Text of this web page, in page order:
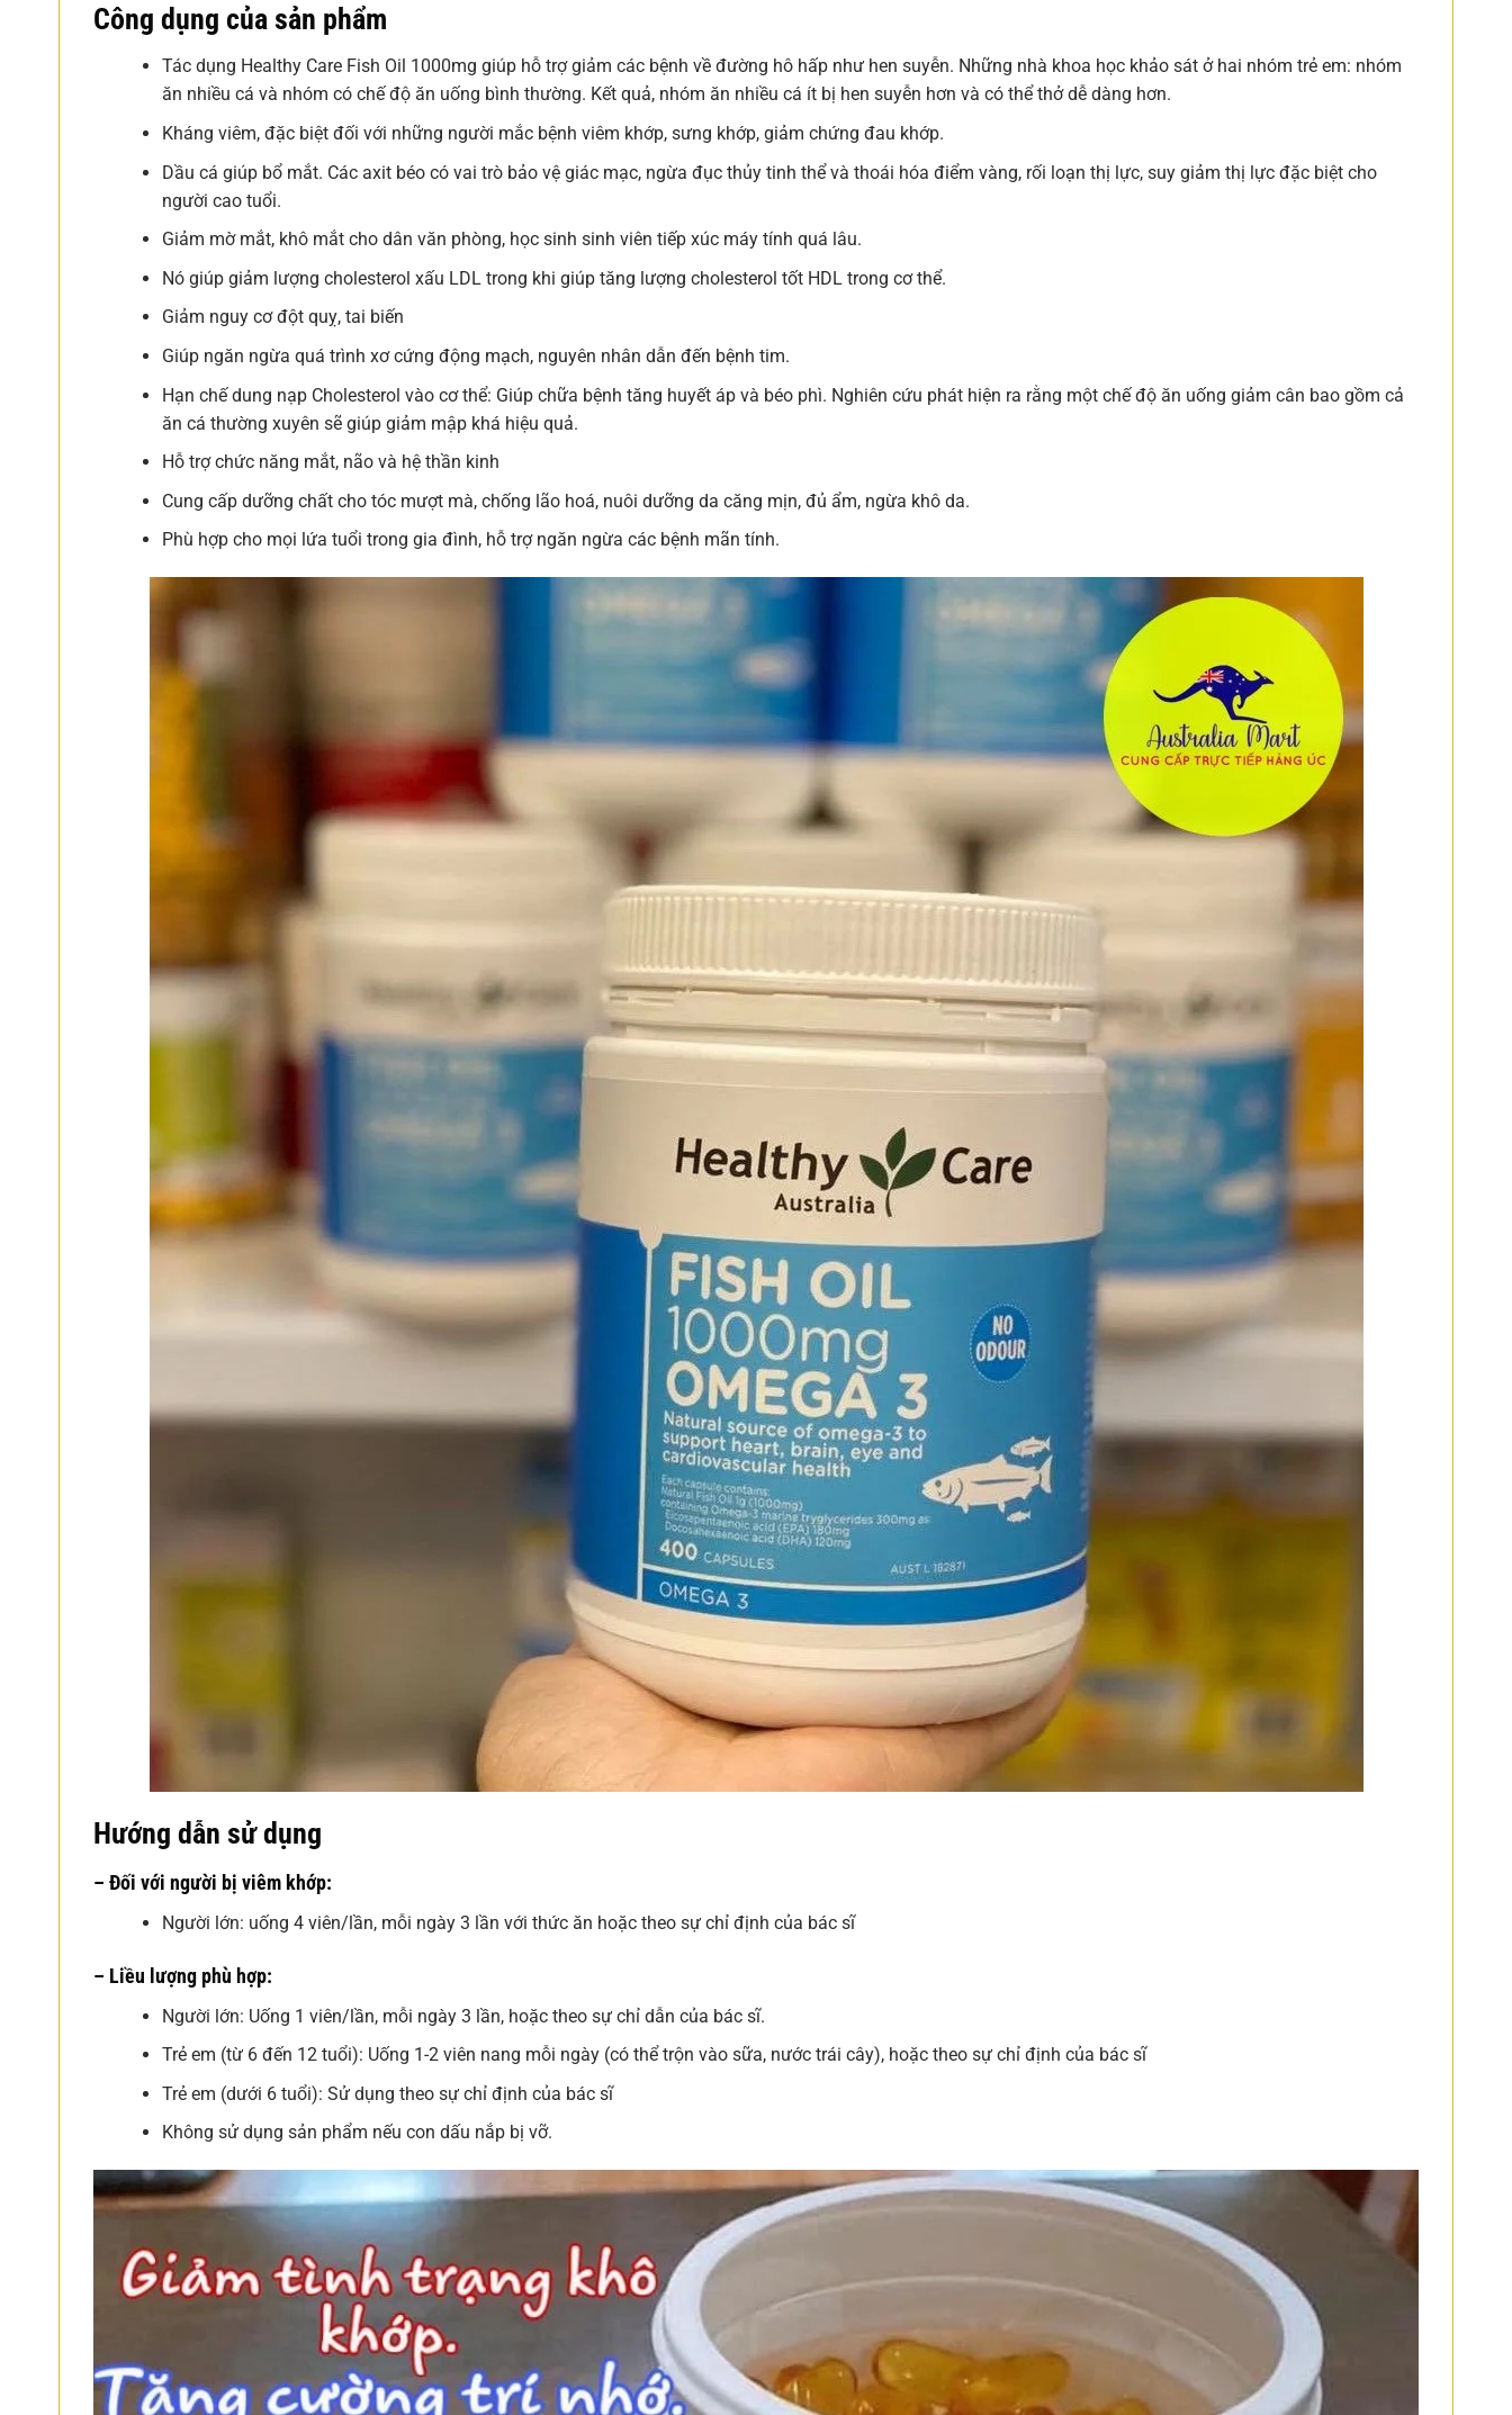
Công dụng của sản phẩm
Tác dụng Healthy Care Fish Oil 1000mg giúp hỗ trợ giảm các bệnh về đường hô hấp như hen suyễn. Những nhà khoa học khảo sát ở hai nhóm trẻ em: nhóm
ăn nhiều cá và nhóm có chế độ ăn uống bình thường. Kết quả, nhóm ăn nhiều cá ít bị hen suyễn hơn và có thể thở dễ dàng hơn.
Kháng viêm, đặc biệt đối với những người mắc bệnh viêm khớp, sưng khớp, giảm chứng đau khớp.
Dầu cá giúp bổ mắt. Các axit béo có vai trò bảo vệ giác mạc, ngừa đục thủy tinh thể và thoái hóa điểm vàng, rối loạn thị lực, suy giảm thị lực đặc biệt cho
người cao tuổi.
Giảm mờ mắt, khô mắt cho dân văn phòng, học sinh sinh viên tiếp xúc máy tính quá lâu.
Nó giúp giảm lượng cholesterol xấu LDL trong khi giúp tăng lượng cholesterol tốt HDL trong cơ thể.
Giảm nguy cơ đột quỵ, tai biến
Giúp ngăn ngừa quá trình xơ cứng động mạch, nguyên nhân dẫn đến bệnh tim.
Hạn chế dung nạp Cholesterol vào cơ thể: Giúp chữa bệnh tăng huyết áp và béo phì. Nghiên cứu phát hiện ra rằng một chế độ ăn uống giảm cân bao gồm cả
ăn cá thường xuyên sẽ giúp giảm mập khá hiệu quả.
Hỗ trợ chức năng mắt, não và hệ thần kinh
Cung cấp dưỡng chất cho tóc mượt mà, chống lão hoá, nuôi dưỡng da căng mịn, đủ ẩm, ngừa khô da.
Phù hợp cho mọi lứa tuổi trong gia đình, hỗ trợ ngăn ngừa các bệnh mãn tính.
Hướng dẫn sử dụng
– Đối với người bị viêm khớp:
Người lớn: uống 4 viên/lần, mỗi ngày 3 lần với thức ăn hoặc theo sự chỉ định của bác sĩ
– Liều lượng phù hợp:
Người lớn: Uống 1 viên/lần, mỗi ngày 3 lần, hoặc theo sự chỉ dẫn của bác sĩ.
Trẻ em (từ 6 đến 12 tuổi): Uống 1-2 viên nang mỗi ngày (có thể trộn vào sữa, nước trái cây), hoặc theo sự chỉ định của bác sĩ
Trẻ em (dưới 6 tuổi): Sử dụng theo sự chỉ định của bác sĩ
Không sử dụng sản phẩm nếu con dấu nắp bị vỡ.